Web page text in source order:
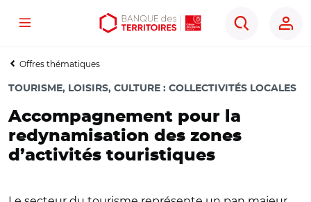
Aller
contenu
Aller
menu
Ouvrir
outils
Menu
Rechercher
Offres thématiques
Accompagnement pour la
redynamisation des zones
d’activités touristiques
TOURISME, LOISIRS, CULTURE : COLLECTIVITÉS LOCALES